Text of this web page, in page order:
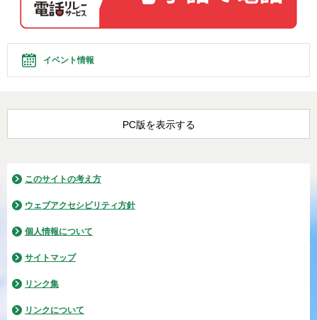
イベント情報
PC版を表示する
このサイトの考え方
ウェブアクセシビリティ方針
個人情報について
サイトマップ
リンク集
リンクについて